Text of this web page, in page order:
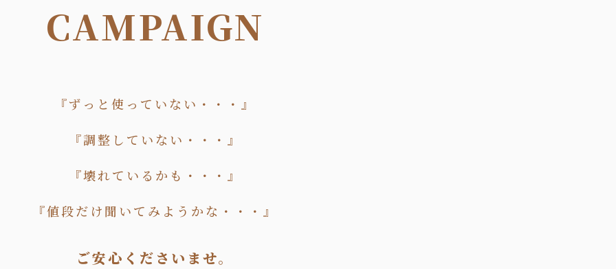
CAMPAIGN
『ずっと使っていない・・・』
『調整していない・・・』
『壊れているかも・・・』
『値段だけ聞いてみようかな・・・』
ご安心くださいませ。